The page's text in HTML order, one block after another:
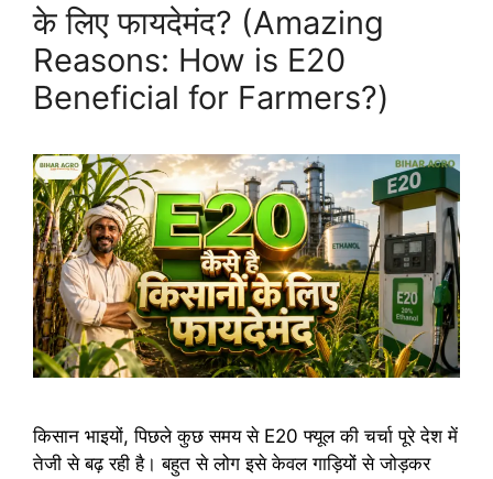
के लिए फायदेमंद? (Amazing
Reasons: How is E20
Beneficial for Farmers?)
किसान भाइयों, पिछले कुछ समय से E20 फ्यूल की चर्चा पूरे देश में
तेजी से बढ़ रही है। बहुत से लोग इसे केवल गाड़ियों से जोड़कर